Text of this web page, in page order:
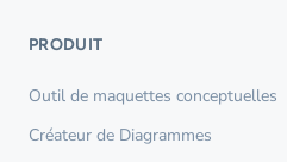
PRODUIT
Outil de maquettes conceptuelles
Créateur de Diagrammes